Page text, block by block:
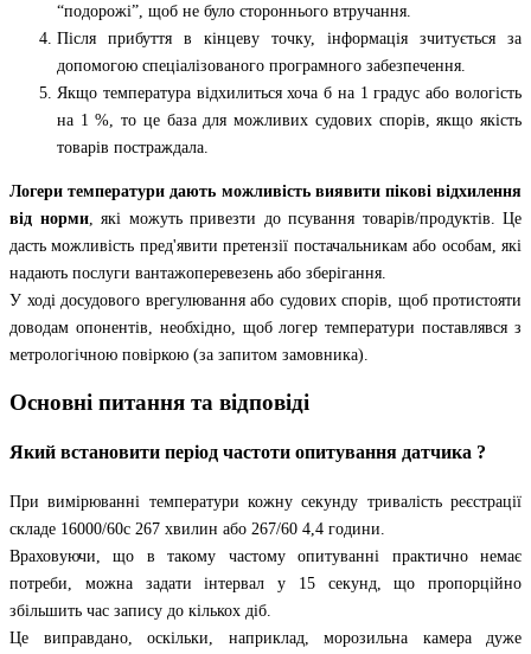
“подорожі”, щоб не було стороннього втручання.
Після прибуття в кінцеву точку, інформація зчитується за
допомогою спеціалізованого програмного забезпечення.
Якщо температура відхилиться хоча б на 1 градус або вологість
на 1 %, то це база для можливих судових спорів, якщо якість
товарів постраждала.
Логери температури дають можливість виявити пікові відхилення
від норми, які можуть привезти до псування товарів/продуктів. Це
дасть можливість пред'явити претензії постачальникам або особам, які
надають послуги вантажоперевезень або зберігання.
У ході досудового врегулювання або судових спорів, щоб протистояти
доводам опонентів, необхідно, щоб логер температури поставлявся з
метрологічною повіркою (за запитом замовника).
Основні питання та відповіді
Який встановити період частоти опитування датчика ?
При вимірюванні температури кожну секунду тривалість реєстрації
складе 16000/60с 267 хвилин або 267/60 4,4 години.
Враховуючи, що в такому частому опитуванні практично немає
потреби, можна задати інтервал у 15 секунд, що пропорційно
збільшить час запису до кількох діб.
Це виправдано, оскільки, наприклад, морозильна камера дуже